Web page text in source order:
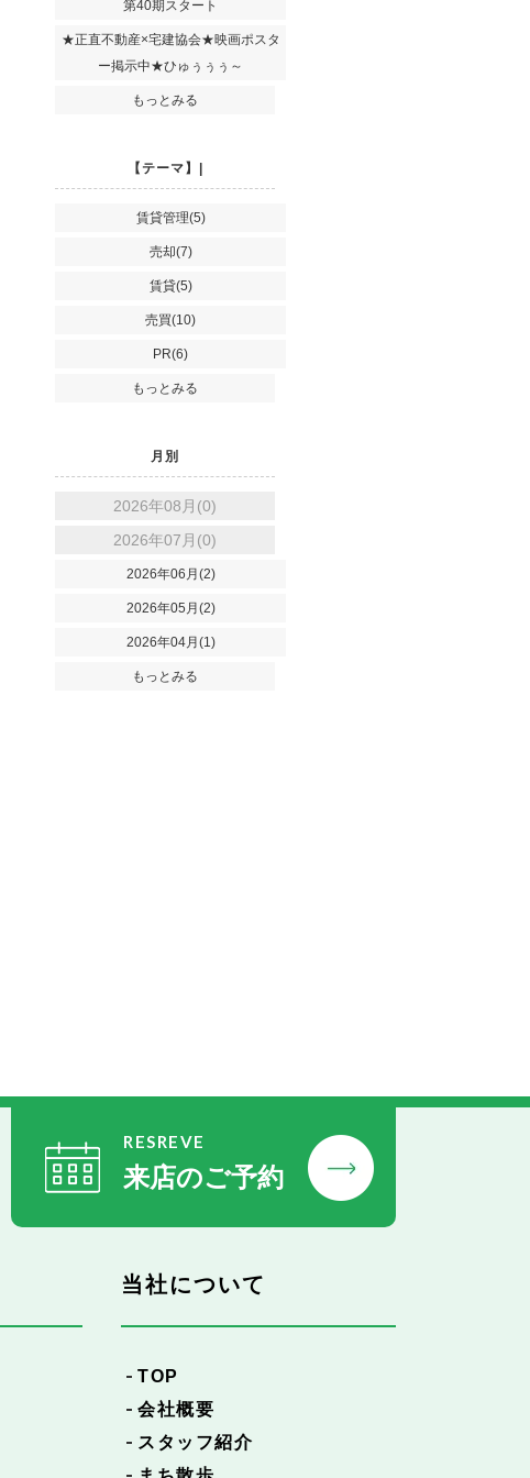
第40期スタート
★正直不動産×宅建協会★映画ポスタ
ー掲示中★ひゅぅぅぅ～
もっとみる
【テーマ】|
賃貸管理(5)
売却(7)
賃貸(5)
売買(10)
PR(6)
もっとみる
月別
2026年08月(0)
2026年07月(0)
2026年06月(2)
2026年05月(2)
2026年04月(1)
もっとみる
RESREVE
来店のご予約
当社について
TOP
会社概要
スタッフ紹介